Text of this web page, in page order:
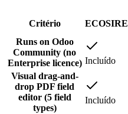
Critério ECOSIRE
Runs on Odoo
Community (no
Enterprise licence) Incluído
Visual drag-and-
drop PDF field
editor (5 field
types)
Incluído